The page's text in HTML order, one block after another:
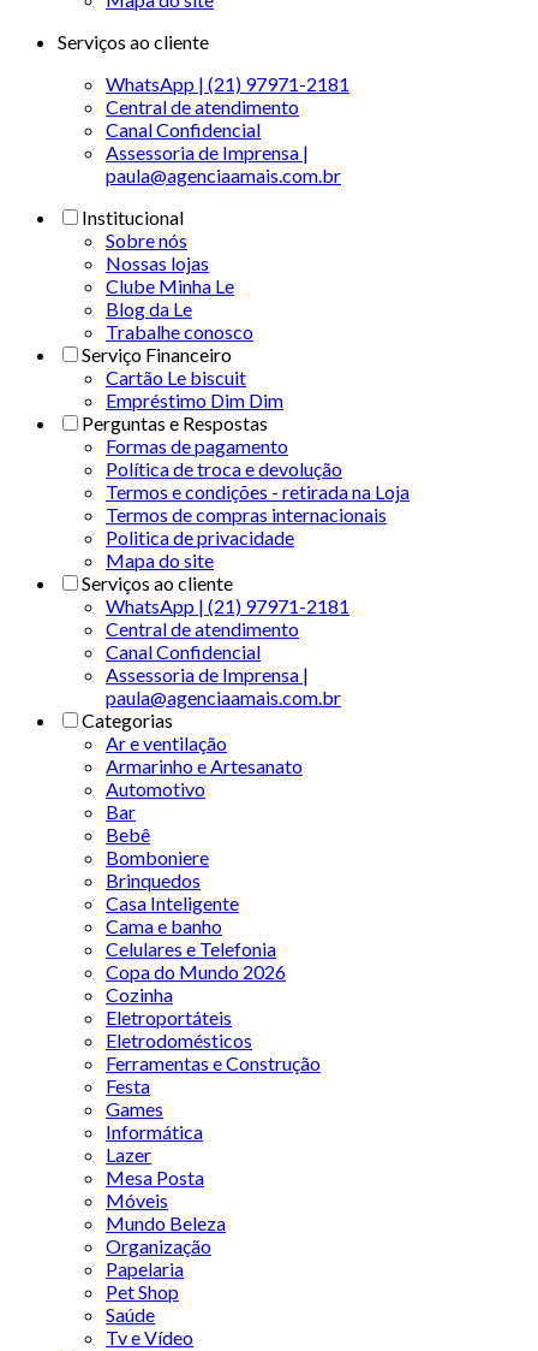
Serviços ao cliente
WhatsApp | (21) 97971-2181
Central de atendimento
Canal Confidencial
Assessoria de Imprensa |
paula@agenciaamais.com.br
Institucional
Sobre nós
Nossas lojas
Clube Minha Le
Blog da Le
Trabalhe conosco
Serviço Financeiro
Cartão Le biscuit
Empréstimo Dim Dim
Perguntas e Respostas
Formas de pagamento
Política de troca e devolução
Termos e condições - retirada na Loja
Termos de compras internacionais
Politica de privacidade
Mapa do site
Serviços ao cliente
WhatsApp | (21) 97971-2181
Central de atendimento
Canal Confidencial
Assessoria de Imprensa |
paula@agenciaamais.com.br
Categorias
Ar e ventilação
Armarinho e Artesanato
Automotivo
Bar
Bebê
Bomboniere
Brinquedos
Casa Inteligente
Cama e banho
Celulares e Telefonia
Copa do Mundo 2026
Cozinha
Eletroportáteis
Eletrodomésticos
Ferramentas e Construção
Festa
Games
Informática
Lazer
Mesa Posta
Móveis
Mundo Beleza
Organização
Papelaria
Pet Shop
Saúde
Tv e Vídeo